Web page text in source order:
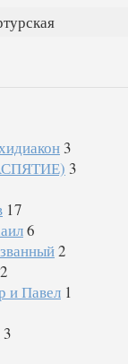
3
3
17
6
2
2
и Павел 1
3